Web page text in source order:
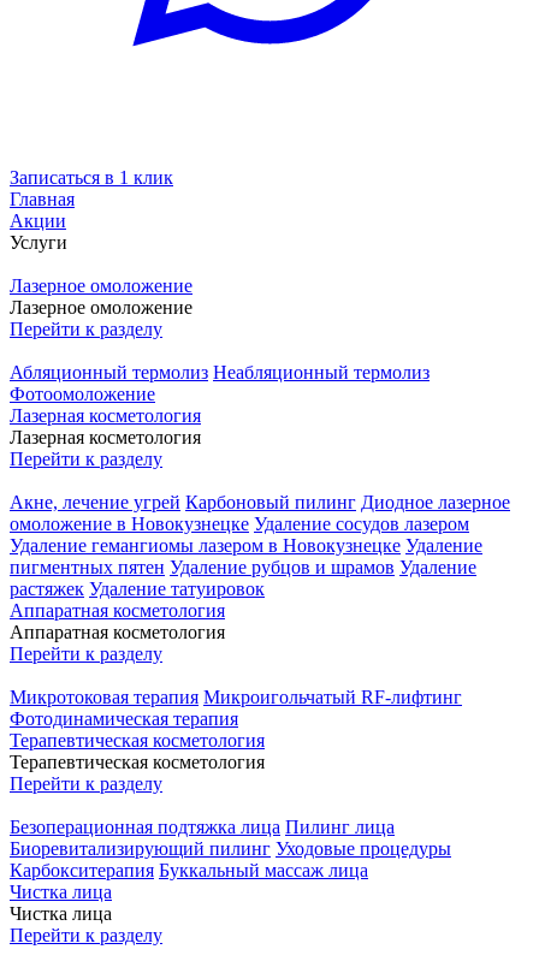
Записаться в 1 клик
Главная
Акции
Услуги
Лазерное омоложение
Лазерное омоложение
Перейти к разделу
Абляционный термолиз Неабляционный термолиз
Фотоомоложение
Лазерная косметология
Лазерная косметология
Перейти к разделу
Акне, лечение угрей Карбоновый пилинг Диодное лазерное
омоложение в Новокузнецке Удаление сосудов лазером
Удаление гемангиомы лазером в Новокузнецке Удаление
пигментных пятен Удаление рубцов и шрамов Удаление
растяжек Удаление татуировок
Аппаратная косметология
Аппаратная косметология
Перейти к разделу
Микротоковая терапия Микроигольчатый RF-лифтинг
Фотодинамическая терапия
Терапевтическая косметология
Терапевтическая косметология
Перейти к разделу
Безоперационная подтяжка лица Пилинг лица
Биоревитализирующий пилинг Уходовые процедуры
Карбокситерапия Буккальный массаж лица
Чистка лица
Чистка лица
Перейти к разделу